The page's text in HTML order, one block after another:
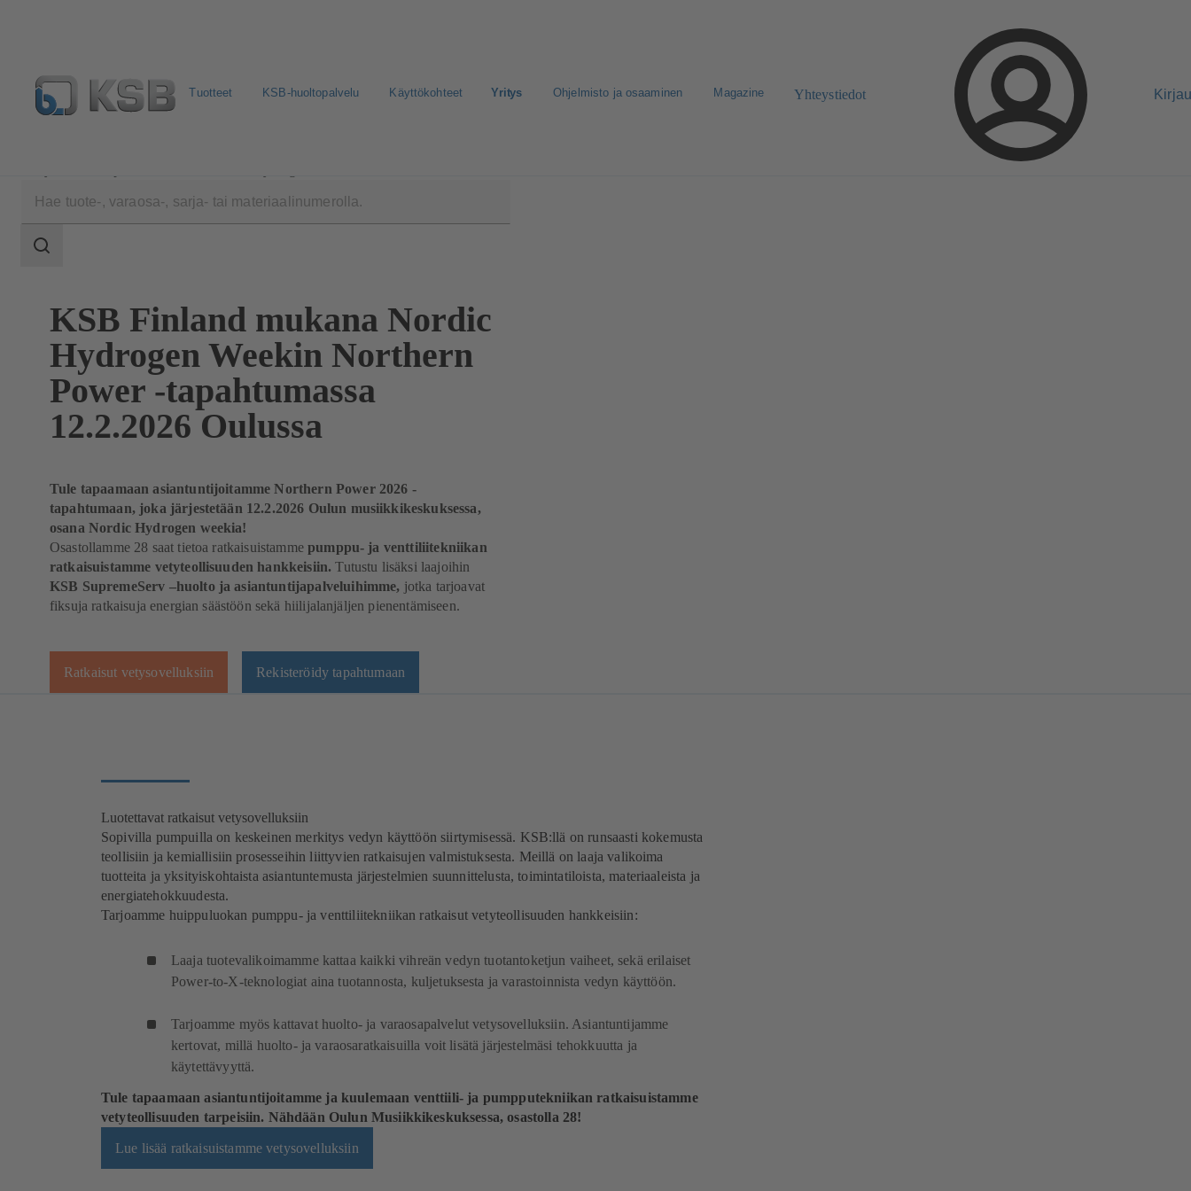
Tuotteet KSB-huoltopalvelu Käyttökohteet Yritys Ohjelmisto ja osaaminen Magazine Yhteystiedot
laajuus
Haun
KSB Finland mukana Nordic
Hydrogen Weekin Northern
Power -tapahtumassa
12.2.2026 Oulussa
Tule tapaamaan asiantuntijoitamme Northern Power 2026 -
tapahtumaan, joka järjestetään 12.2.2026 Oulun musiikkikeskuksessa,
osana Nordic Hydrogen weekia!
Osastollamme 28 saat tietoa ratkaisuistammepumppu- ja venttiliitekniikan
ratkaisuistamme vetyteollisuuden hankkeisiin.Tutustu lisäksi laajoihin
KSB SupremeServ –huolto ja asiantuntijapalveluihimme, jotka tarjoavat
fiksuja ratkaisuja energian säästöön sekä hiilijalanjäljen pienentämiseen.
Ratkaisut vetysovelluksiin Rekisteröidy tapahtumaan
Luotettavat ratkaisut vetysovelluksiin
Sopivilla pumpuilla on keskeinen merkitys vedyn käyttöön siirtymisessä. KSB:llä on runsaasti kokemusta
teollisiin ja kemiallisiin prosesseihin liittyvien ratkaisujen valmistuksesta. Meillä on laaja valikoima
tuotteita ja yksityiskohtaista asiantuntemusta järjestelmien suunnittelusta, toimintatiloista, materiaaleista ja
energiatehokkuudesta.
Tarjoamme huippuluokan pumppu- ja venttiliitekniikan ratkaisut vetyteollisuuden hankkeisiin:
Laaja tuotevalikoimamme kattaa kaikki vihreän vedyn tuotantoketjun vaiheet, sekä erilaiset
Power-to-X-teknologiat aina tuotannosta, kuljetuksesta ja varastoinnista vedyn käyttöön.
Tarjoamme myös kattavat huolto- ja varaosapalvelut vetysovelluksiin. Asiantuntijamme
kertovat, millä huolto- ja varaosaratkaisuilla voit lisätä järjestelmäsi tehokkuutta ja
käytettävyyttä.
Tule tapaamaan asiantuntijoitamme ja kuulemaan venttiili- ja pumpputekniikan ratkaisuistamme
vetyteollisuuden tarpeisiin. Nähdään Oulun Musiikkikeskuksessa, osastolla 28!
Lue lisää ratkaisuistamme vetysovelluksiin